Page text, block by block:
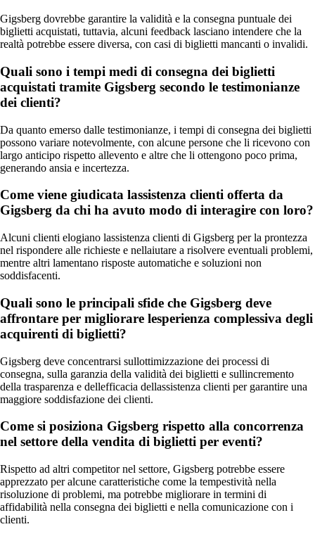
Gigsberg dovrebbe garantire la validità e la consegna puntuale dei
biglietti acquistati, tuttavia, alcuni feedback lasciano intendere che la
realtà potrebbe essere diversa, con casi di biglietti mancanti o invalidi.
Quali sono i tempi medi di consegna dei biglietti
acquistati tramite Gigsberg secondo le testimonianze
dei clienti?
Da quanto emerso dalle testimonianze, i tempi di consegna dei biglietti
possono variare notevolmente, con alcune persone che li ricevono con
largo anticipo rispetto allevento e altre che li ottengono poco prima,
generando ansia e incertezza.
Come viene giudicata lassistenza clienti offerta da
Gigsberg da chi ha avuto modo di interagire con loro?
Alcuni clienti elogiano lassistenza clienti di Gigsberg per la prontezza
nel rispondere alle richieste e nellaiutare a risolvere eventuali problemi,
mentre altri lamentano risposte automatiche e soluzioni non
soddisfacenti.
Quali sono le principali sfide che Gigsberg deve
affrontare per migliorare lesperienza complessiva degli
acquirenti di biglietti?
Gigsberg deve concentrarsi sullottimizzazione dei processi di
consegna, sulla garanzia della validità dei biglietti e sullincremento
della trasparenza e dellefficacia dellassistenza clienti per garantire una
maggiore soddisfazione dei clienti.
Come si posiziona Gigsberg rispetto alla concorrenza
nel settore della vendita di biglietti per eventi?
Rispetto ad altri competitor nel settore, Gigsberg potrebbe essere
apprezzato per alcune caratteristiche come la tempestività nella
risoluzione di problemi, ma potrebbe migliorare in termini di
affidabilità nella consegna dei biglietti e nella comunicazione con i
clienti.